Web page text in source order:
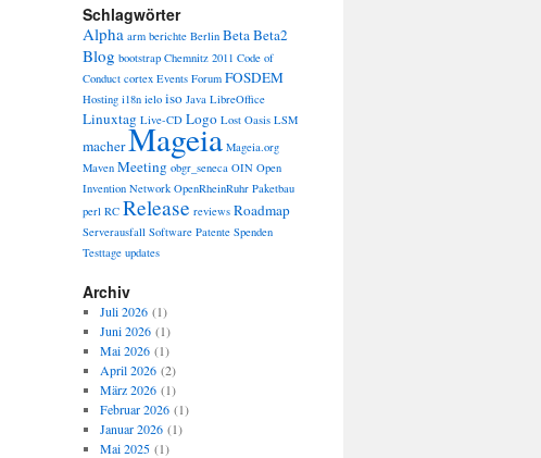
Schlagwörter
Alpha arm berichte Berlin BetaBeta2
Blog bootstrap Chemnitz 2011 Code of
Conduct cortex Events Forum FOSDEM
Hosting i18n ielo iso Java LibreOffice
Linuxtag Live-CD Logo Lost Oasis LSM
macherMageia Mageia.org
Maven Meeting obgr_seneca OIN Open
Invention Network OpenRheinRuhr Paketbau
perl RC Release reviews Roadmap
Serverausfall Software Patente Spenden
Testtage updates
Archiv
Juli 2026(1)
Juni 2026(1)
Mai 2026(1)
April 2026(2)
März 2026(1)
Februar 2026(1)
Januar 2026(1)
Mai 2025(1)